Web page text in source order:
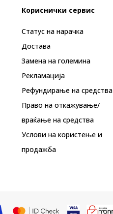
Кориснички сервис
Статус на нарачка
Достава
Замена на големина
Рекламациja
Рефундирање на средства
Право на откажување/
враќање на средства
Услови на користење и
продажба